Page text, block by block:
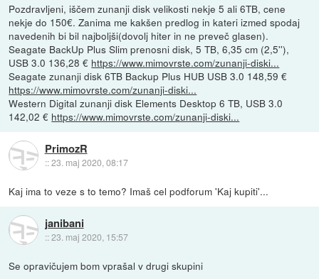
Pozdravljeni, iščem zunanji disk velikosti nekje 5 ali 6TB, cene
nekje do 150€. Zanima me kakšen predlog in kateri izmed spodaj
navedenih bi bil najboljši(dovolj hiter in ne preveč glasen).
Seagate BackUp Plus Slim prenosni disk, 5 TB, 6,35 cm (2,5''),
USB 3.0 136,28 € https://www.mimovrste.com/zunanji-diski...
Seagate zunanji disk 6TB Backup Plus HUB USB 3.0 148,59 €
https://www.mimovrste.com/zunanji-diski...
Western Digital zunanji disk Elements Desktop 6 TB, USB 3.0
142,02 € https://www.mimovrste.com/zunanji-diski...
PrimozR
::23. maj 2020, 08:17
Kaj ima to veze s to temo? Imaš cel podforum 'Kaj kupiti'...
janibani
::23. maj 2020, 15:57
Se opravičujem bom vprašal v drugi skupini